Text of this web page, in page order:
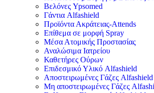
Βελόνες Ypsomed
Γάντια Alfashield
Προϊόντα Ακράτειας-Attends
Επίθεμα σε μορφή Spray
Μέσα Ατομικής Προστασίας
Αναλώσιμα Ιατρείου
Καθετήρες Ούρων
Επιδεσμικό Υλικό Alfashield
Αποστειρωμένες Γάζες Alfashield
Μη αποστειρωμένες Γάζες